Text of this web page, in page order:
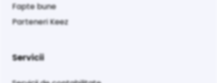
Fapte bune
Parteneri Keez
Servicii